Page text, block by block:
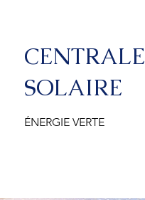
CENTRALE
SOLAIRE
ÉNERGIE VERTE